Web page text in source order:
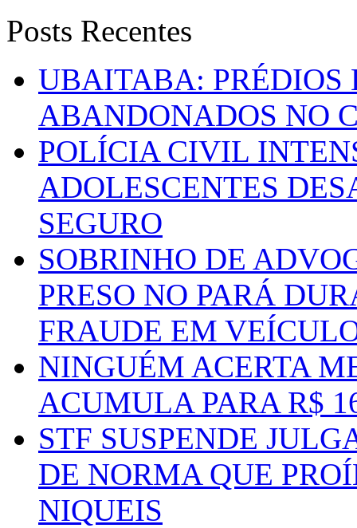
Posts Recentes
UBAITABA: PRÉDIOS
ABANDONADOS NO
POLÍCIA CIVIL
ADOLESCENTES
SEGURO
SOBRINHO DE
PRESO NO PARÁ
FRAUDE EM
NINGUÉM ACERTA
ACUMULA PARA R$
STF SUSPENDE
DE NORMA QUE
NIQUEIS